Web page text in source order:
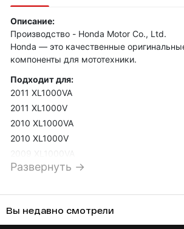
Описание:
Производство - Honda Motor Co., Ltd.
Honda — это качественные
компоненты для мототехники.
Подходит для:
2011 XL1000VA
2011 XL1000V
2010 XL1000VA
2010 XL1000V
2009 XL1000V
2007 XL1000VA
Развернуть →
Вы недавно смотрели